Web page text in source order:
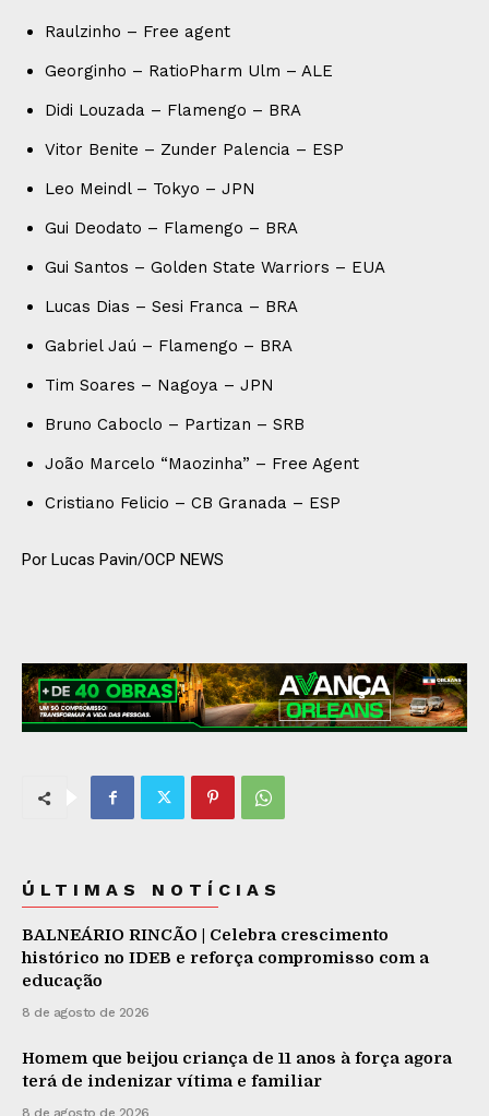
Raulzinho – Free agent
Georginho – RatioPharm Ulm – ALE
Didi Louzada – Flamengo – BRA
Vitor Benite – Zunder Palencia – ESP
Leo Meindl – Tokyo – JPN
Gui Deodato – Flamengo – BRA
Gui Santos – Golden State Warriors – EUA
Lucas Dias – Sesi Franca – BRA
Gabriel Jaú – Flamengo – BRA
Tim Soares – Nagoya – JPN
Bruno Caboclo – Partizan – SRB
João Marcelo “Maozinha” – Free Agent
Cristiano Felicio – CB Granada – ESP
Por Lucas Pavin/OCP NEWS
ÚLTIMAS NOTÍCIAS
BALNEÁRIO RINCÃO | Celebra crescimento
histórico no IDEB e reforça compromisso com a
educação
8 de agosto de 2026
Homem que beijou criança de 11 anos à força agora
terá de indenizar vítima e familiar
8 de agosto de 2026